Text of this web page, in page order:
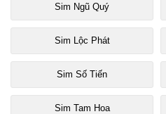
Sim Ngũ Quý
Sim Lộc Phát
Sim Số Tiến
Sim Tam Hoa